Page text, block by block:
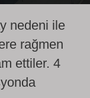
nedeni ile
rağmen
ettiler. 4